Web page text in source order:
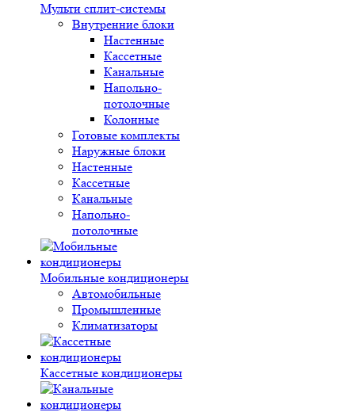
Мульти сплит-системы
Внутренние блоки
Настенные
Кассетные
Канальные
Напольно-
потолочные
Колонные
Готовые комплекты
Наружные блоки
Настенные
Кассетные
Канальные
Напольно-
потолочные
Мобильные кондиционеры
Автомобильные
Промышленные
Климатизаторы
Кассетные кондиционеры